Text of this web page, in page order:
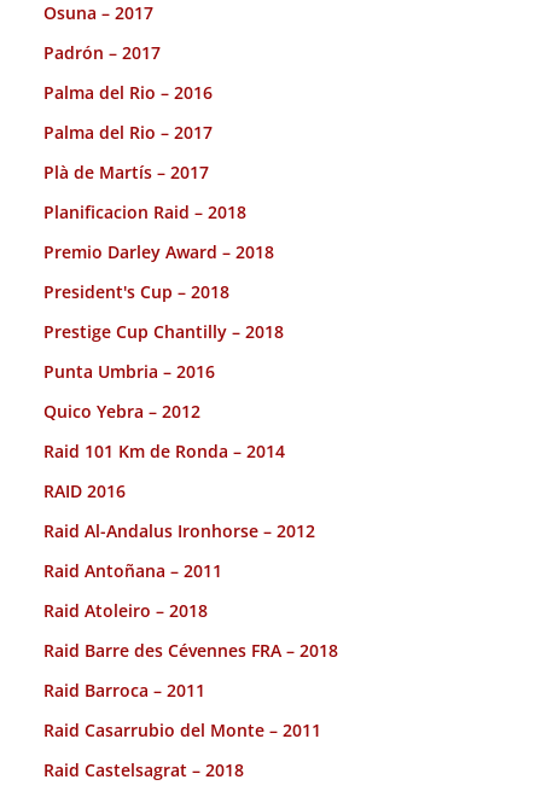
Osuna – 2017
Padrón – 2017
Palma del Rio – 2016
Palma del Rio – 2017
Plà de Martís – 2017
Planificacion Raid – 2018
Premio Darley Award – 2018
President's Cup – 2018
Prestige Cup Chantilly – 2018
Punta Umbria – 2016
Quico Yebra – 2012
Raid 101 Km de Ronda – 2014
RAID 2016
Raid Al-Andalus Ironhorse – 2012
Raid Antoñana – 2011
Raid Atoleiro – 2018
Raid Barre des Cévennes FRA – 2018
Raid Barroca – 2011
Raid Casarrubio del Monte – 2011
Raid Castelsagrat – 2018